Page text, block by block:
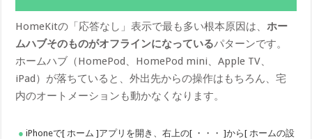
HomeKitの「応答なし」表示で最も多い根本原因は、ホー
ムハブそのものがオフラインになっているパターンです。
ホームハブ（HomePod、HomePod mini、Apple TV、
iPad）が落ちていると、外出先からの操作はもちろん、宅
内のオートメーションも動かなくなります。
iPhoneで[ ホーム ]アプリを開き、右上の[ ・・・ ]から[ ホームの設